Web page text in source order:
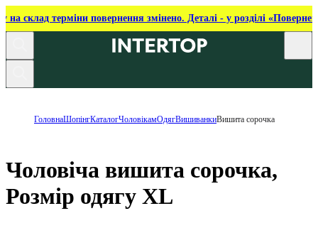
на склад терміни повернення змінено. Деталі - у розділі
ГоловнаШопінгКаталогЧоловікамОдягВишиванкиВишита сорочка
Чоловіча вишита сорочка,
Розмір одягу XL